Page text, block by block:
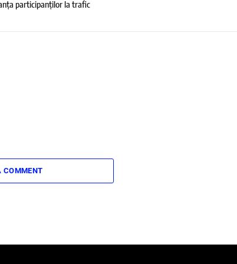
participanților la trafic
COMMENT